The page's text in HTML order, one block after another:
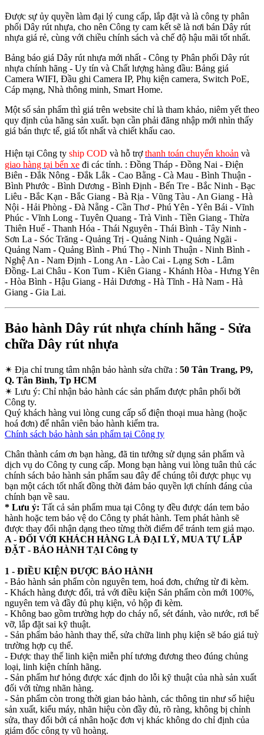
Được sự ủy quyền làm đại lý cung cấp, lắp đặt và là công ty phân
phối Dây rút nhựa, cho nên Công ty cam kết sẽ là nơi bán Dây rút
nhựa giá rẻ, cùng với chiều chính sách và chế độ hậu mãi tốt nhất.
Bảng báo giá Dây rút nhựa mới nhất - Công ty Phân phối Dây rút
nhựa chính hãng - Uy tín và Chất lượng hàng đầu: Bảng giá
Camera WIFI, Đầu ghi Camera IP, Phụ kiện camera, Switch PoE,
Cáp mạng, Nhà thông minh, Smart Home.
Một số sản phẩm thì giá trên website chỉ là tham khảo, niêm yết theo
quy định của hãng sản xuất. bạn cần phải đăng nhập mới nhìn thấy
giá bán thực tế, giá tốt nhất và chiết khấu cao.
Hiện tại Công ty ship COD và hỗ trợthanh toán chuyển khoản và
giao hàng tại bến xe đi các tỉnh. : Đồng Tháp - Đồng Nai - Điện
Biên - Đắk Nông - Đắk Lắk - Cao Bằng - Cà Mau - Bình Thuận -
Bình Phước - Bình Dương - Bình Định - Bến Tre - Bắc Ninh - Bạc
Liêu - Bắc Kạn - Bắc Giang - Bà Rịa - Vũng Tàu - An Giang - Hà
Nội - Hải Phòng - Đà Nẵng - Cần Thơ - Phú Yên - Yên Bái - Vĩnh
Phúc - Vĩnh Long - Tuyên Quang - Trà Vinh - Tiền Giang - Thừa
Thiên Huế - Thanh Hóa - Thái Nguyên - Thái Bình - Tây Ninh -
Sơn La - Sóc Trăng - Quảng Trị - Quảng Ninh - Quảng Ngãi -
Quảng Nam - Quảng Bình - Phú Thọ - Ninh Thuận - Ninh Bình -
Nghệ An - Nam Định - Long An - Lào Cai - Lạng Sơn - Lâm
Đồng- Lai Châu - Kon Tum - Kiên Giang - Khánh Hòa - Hưng Yên
- Hòa Bình - Hậu Giang - Hải Dương - Hà Tĩnh - Hà Nam - Hà
Giang - Gia Lai.
Bảo hành Dây rút nhựa chính hãng - Sửa
chữa Dây rút nhựa
✴ Địa chỉ trung tâm nhận bảo hành sửa chữa : 50 Tân Trang, P9,
Q. Tân Bình, Tp HCM
✴ Lưu ý: Chỉ nhận bảo hành các sản phẩm được phân phối bởi
Công ty.
Quý khách hàng vui lòng cung cấp số điện thoại mua hàng (hoặc
hoá đơn) để nhân viên bảo hành kiểm tra.
Chính sách bảo hành sản phẩm tại Công ty
Chân thành cám ơn bạn hàng, đã tin tưởng sử dụng sản phẩm và
dịch vụ do Công ty cung cấp. Mong bạn hàng vui lòng tuân thủ các
chính sách bảo hành sản phẩm sau đây để chúng tôi được phục vụ
bạn một cách tốt nhất đồng thời đảm bảo quyền lợi chính đáng của
chính bạn về sau.
* Lưu ý: Tất cả sản phẩm mua tại Công ty đều được dán tem bảo
hành hoặc tem bảo vệ do Công ty phát hành. Tem phát hành sẽ
được thay đổi nhận dạng theo từng thời điểm để tránh tem giả mạo.
A - ĐỐI VỚI KHÁCH HÀNG LÀ ĐẠI LÝ, MUA TỰ LẮP
ĐẶT - BẢO HÀNH TẠI Công ty
1 - ĐIỀU KIỆN ĐƯỢC BẢO HÀNH
- Bảo hành sản phẩm còn nguyên tem, hoá đơn, chứng từ đi kèm.
- Khách hàng được đổi, trả với điều kiện Sản phẩm còn mới 100%,
nguyên tem và đầy đủ phụ kiện, vỏ hộp đi kèm.
- Không bao gồm trường hợp do cháy nổ, sét đánh, vào nước, rơi bể
vỡ, lắp đặt sai kỹ thuật.
- Sản phẩm bảo hành thay thế, sửa chữa linh phụ kiện sẽ báo giá tuỳ
trường hợp cụ thể.
- Được thay thế linh kiện miễn phí tương đương theo đúng chủng
loại, linh kiện chính hãng.
- Sản phẩm hư hỏng được xác định do lỗi kỹ thuật của nhà sản xuất
đối với từng nhãn hàng.
- Sản phẩm còn trong thời gian bảo hành, các thông tin như số hiệu
sản xuất, kiểu máy, nhãn hiệu còn đầy đủ, rõ ràng, không bị chỉnh
sửa, thay đổi bởi cá nhân hoặc đơn vị khác không do chỉ định của
giám đốc công ty vũ hoàng.